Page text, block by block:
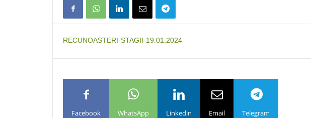
RECUNOASTERI-STAGII-19.01.2024
Facebook WhatsApp Linkedin Email Telegram